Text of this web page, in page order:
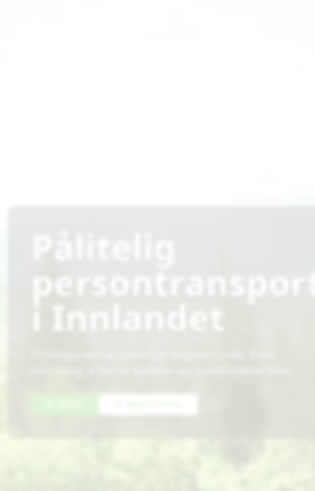
Pålitelig
persontransport
i Innlandet